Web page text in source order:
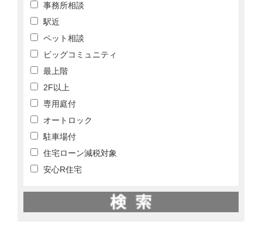
事務所相談
駅近
ペット相談
ビッグコミュニティ
最上階
2F以上
専用庭付
オートロック
駐車場付
住宅ローン減税対象
安心R住宅